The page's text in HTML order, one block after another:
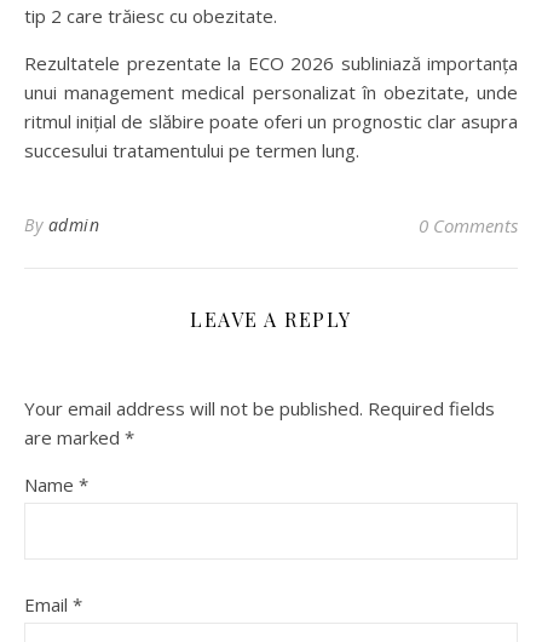
tip 2 care trăiesc cu obezitate.
Rezultatele prezentate la ECO 2026 subliniază importanța
unui management medical personalizat în obezitate, unde
ritmul inițial de slăbire poate oferi un prognostic clar asupra
succesului tratamentului pe termen lung.
By admin 0 Comments
LEAVE A REPLY
Your email address will not be published. Required fields
are marked *
Name *
Email *